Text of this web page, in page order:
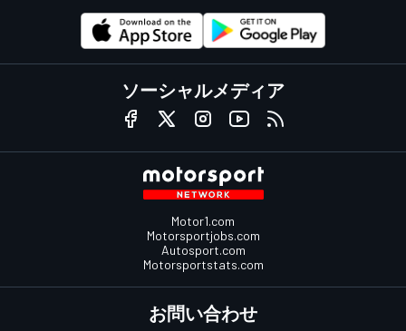
ソーシャルメディア
Motor1.com
Motorsportjobs.com
Autosport.com
Motorsportstats.com
お問い合わせ